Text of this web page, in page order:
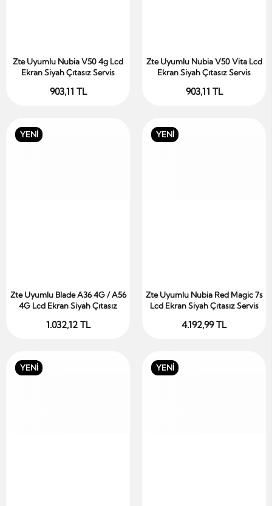
Sepete Ekle
Zte Uyumlu Nubia V50 4g Lcd
Ekran Siyah Çıtasız Servis
903,11 TL
Sepete Ekle
Zte Uyumlu Nubia V50 Vita Lcd
Ekran Siyah Çıtasız Servis
903,11 TL
YENİ
Sepete Ekle
Zte Uyumlu Blade A36 4G / A56
4G Lcd Ekran Siyah Çıtasız
1.032,12 TL
YENİ
Sepete Ekle
Zte Uyumlu Nubia Red Magic 7s
Lcd Ekran Siyah Çıtasız Servis
4.192,99 TL
YENİ YENİ